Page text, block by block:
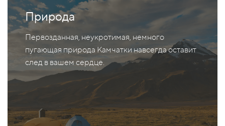
Природа
Первозданная, неукротимая, немного
пугающая природа Камчатки навсегда оставит
след в вашем сердце.